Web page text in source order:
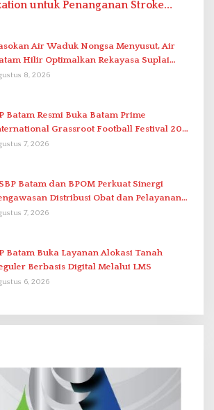
untuk Penanganan Stroke
Air Waduk Nongsa Menyusut, Air
Hilir Optimalkan Rekayasa Suplai
IPAM
8, 2026
Batam Resmi Buka Batam Prime
Grassroot Football Festival 2026
Stadion Temenggung Abdul Jamal
7, 2026
Batam dan BPOM Perkuat Sinergi
Distribusi Obat dan Pelayanan
7, 2026
Batam Buka Layanan Alokasi Tanah
Berbasis Digital Melalui LMS
6, 2026